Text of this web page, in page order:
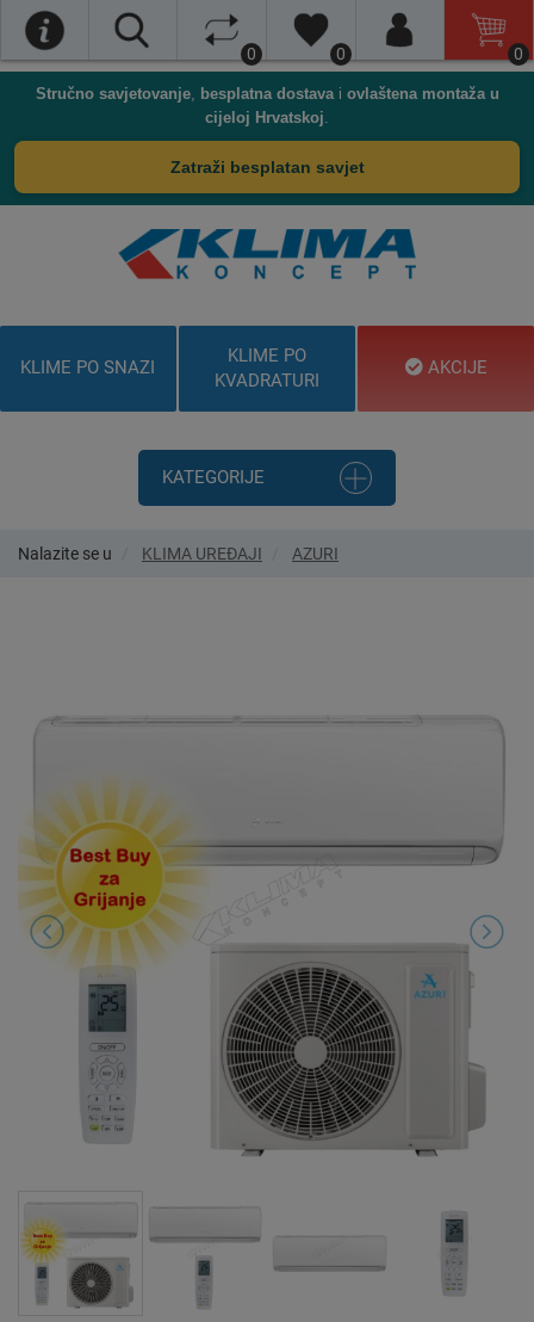
0 0 0
Stručno savjetovanje, besplatna dostavai ovlaštena montaža u
cijeloj Hrvatskoj.
Zatraži besplatan savjet
KLIME PO SNAZI
KLIME PO
KVADRATURI
AKCIJE
KATEGORIJE
Nalazite se u KLIMA UREĐAJI AZURI